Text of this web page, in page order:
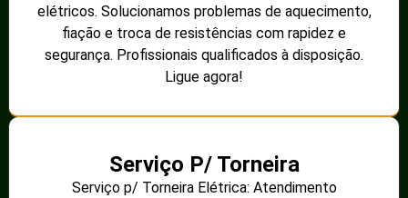
elétricos. Solucionamos problemas de aquecimento,
fiação e troca de resistências com rapidez e
segurança. Profissionais qualificados à disposição.
Ligue agora!
Serviço P/ Torneira
Serviço p/ Torneira Elétrica: Atendimento